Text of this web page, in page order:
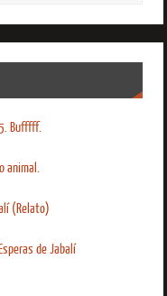
Bufffff.
animal.
(Relato)
de Jabalí